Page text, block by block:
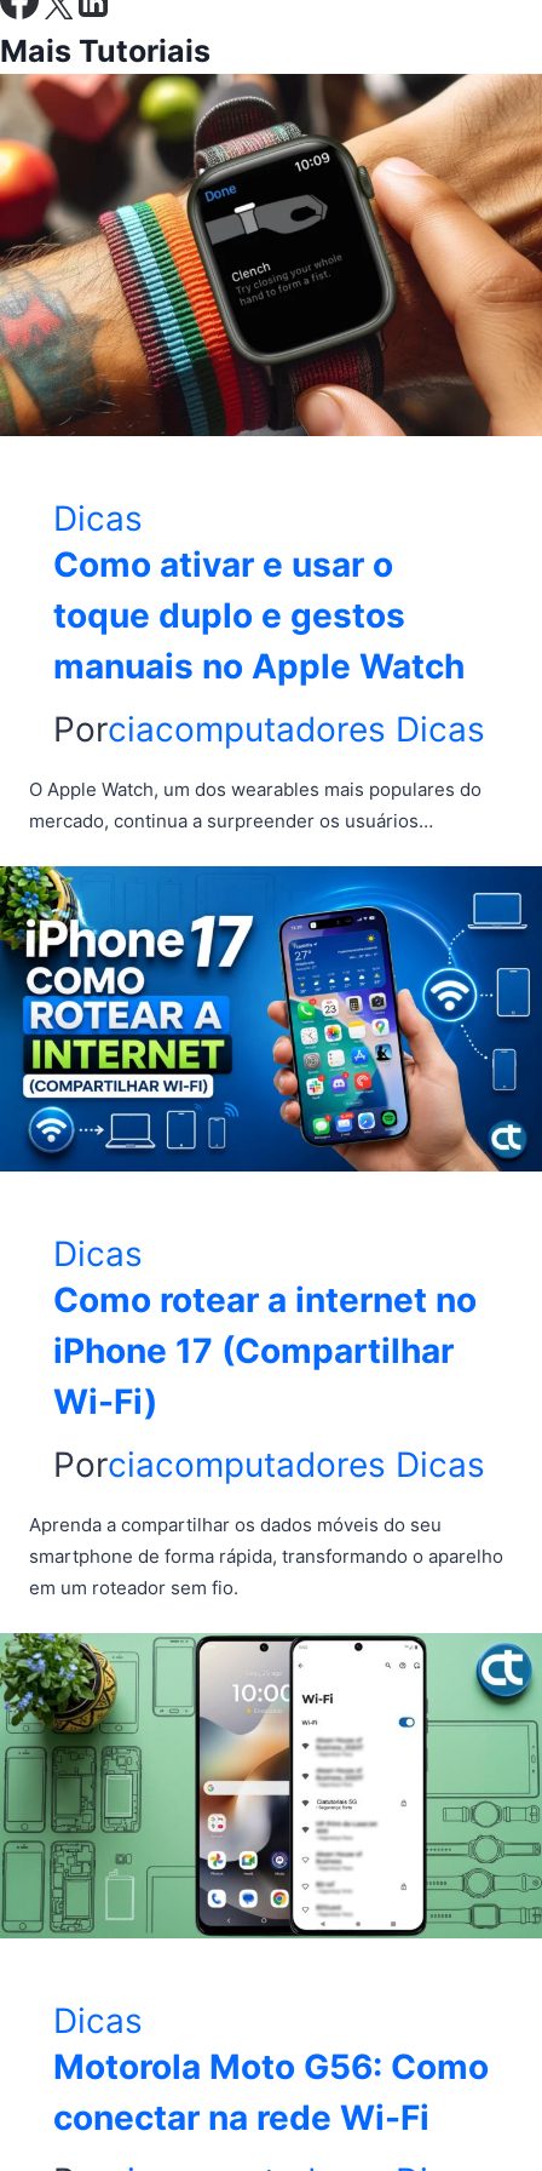
Mais Tutoriais
Dicas
Como ativar e usar o
toque duplo e gestos
manuais no Apple Watch
Porciacomputadores Dicas
O Apple Watch, um dos wearables mais populares do
mercado, continua a surpreender os usuários…
Dicas
Como rotear a internet no
iPhone 17 (Compartilhar
Wi-Fi)
Porciacomputadores Dicas
Aprenda a compartilhar os dados móveis do seu
smartphone de forma rápida, transformando o aparelho
em um roteador sem fio.
Dicas
Motorola Moto G56: Como
conectar na rede Wi-Fi